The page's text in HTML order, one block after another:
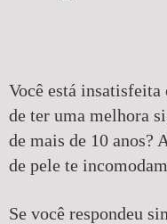
Você está insatisfeita
de ter uma melhora
de mais de 10 anos?
de pele te
Se você respondeu